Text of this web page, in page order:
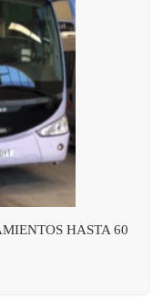
HASTA 60